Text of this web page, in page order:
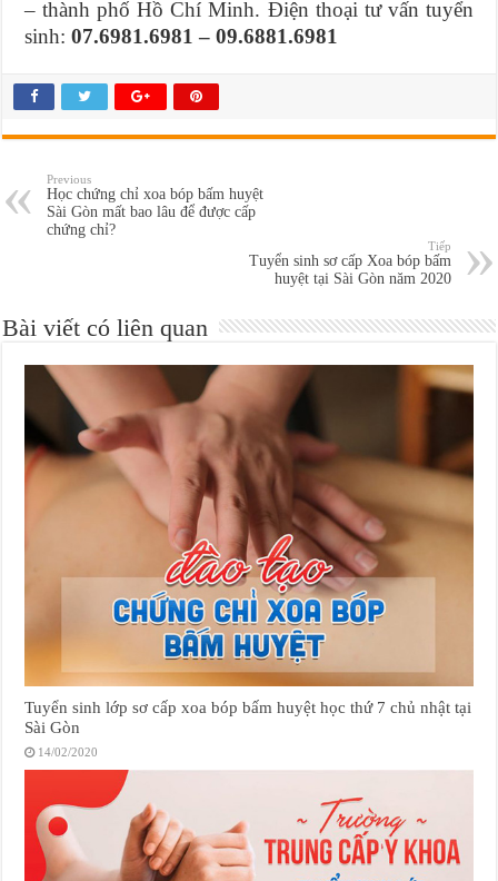
– thành phố Hồ Chí Minh. Điện thoại tư vấn tuyển
sinh:07.6981.6981 – 09.6881.6981
Previous
Học chứng chỉ xoa bóp bấm huyệt
Sài Gòn mất bao lâu để được cấp
chứng chỉ?
Tiếp
Tuyển sinh sơ cấp Xoa bóp bấm
huyệt tại Sài Gòn năm 2020
Bài viết có liên quan
Tuyển sinh lớp sơ cấp xoa bóp bấm huyệt học thứ 7 chủ nhật tại
Sài Gòn
14/02/2020